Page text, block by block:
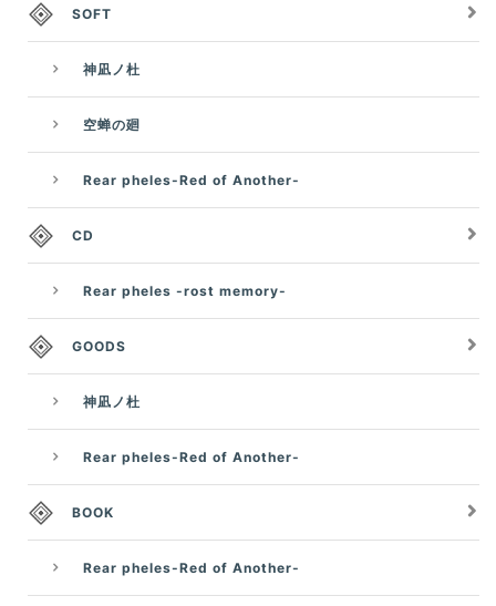
SOFT
神凪ノ杜
空蝉の廻
Rear pheles-Red of Another-
CD
Rear pheles -rost memory-
GOODS
神凪ノ杜
Rear pheles-Red of Another-
BOOK
Rear pheles-Red of Another-